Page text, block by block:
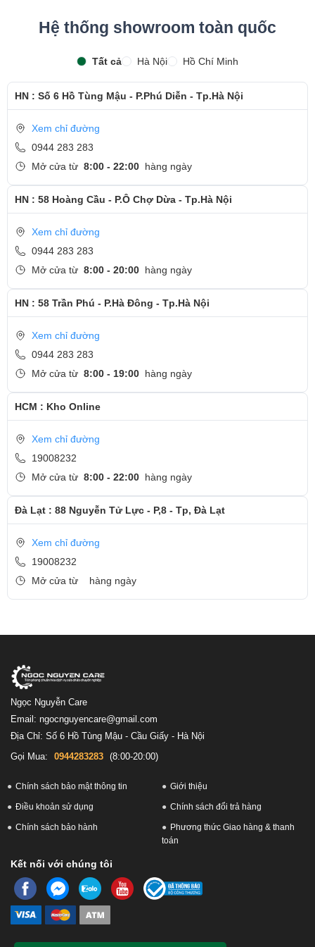
Hệ thống showroom toàn quốc
Tất cả Hà Nội Hồ Chí Minh
HN : Số 6 Hồ Tùng Mậu - P.Phú Diễn - Tp.Hà Nội
Xem chỉ đường
0944 283 283
Mở cửa từ 8:00 - 22:00 hàng ngày
HN : 58 Hoàng Cầu - P.Ô Chợ Dừa - Tp.Hà Nội
Xem chỉ đường
0944 283 283
Mở cửa từ 8:00 - 20:00 hàng ngày
HN : 58 Trần Phú - P.Hà Đông - Tp.Hà Nội
Xem chỉ đường
0944 283 283
Mở cửa từ 8:00 - 19:00 hàng ngày
HCM : Kho Online
Xem chỉ đường
19008232
Mở cửa từ 8:00 - 22:00 hàng ngày
Đà Lạt : 88 Nguyễn Tử Lực - P,8 - Tp, Đà Lạt
Xem chỉ đường
19008232
Mở cửa từ
hàng ngày
Ngọc Nguyễn Care
Email: ngocnguyencare@gmail.com
Địa Chỉ: Số 6 Hồ Tùng Mậu - Cầu Giấy - Hà Nội
Gọi Mua:
0944283283 (8:00-20:00)
Chính sách bảo mật thông tin Giới thiệu
Điều khoản sử dụng Chính sách đổi trả hàng
Chính sách bảo hành
Phương thức Giao hàng & thanh
toán
Kết nối với chúng tôi